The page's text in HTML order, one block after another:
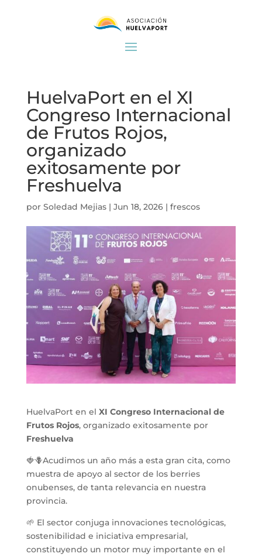
HuelvaPort en el XI
Congreso Internacional
de Frutos Rojos,
organizado
exitosamente por
Freshuelva
por Soledad Mejias| Jun 18, 2026| frescos
HuelvaPort en el XI Congreso Internacional de
Frutos Rojos, organizado exitosamente por
Freshuelva
🍓🪻Acudimos un año más a esta gran cita, como
muestra de apoyo al sector de los berries
onubenses, de tanta relevancia en nuestra
provincia.
🌱 El sector conjuga innovaciones tecnológicas,
sostenibilidad e iniciativa empresarial,
constituyendo un motor muy importante en el